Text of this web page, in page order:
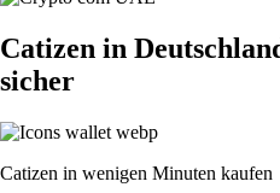
Catizen in
sicher
Catizen in wenigen Minuten kaufen